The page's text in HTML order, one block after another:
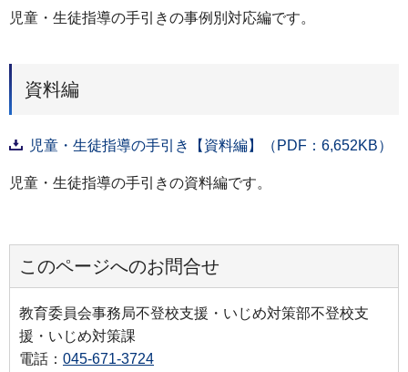
児童・生徒指導の手引きの事例別対応編です。
資料編
児童・生徒指導の手引き【資料編】（PDF：6,652KB）
児童・生徒指導の手引きの資料編です。
このページへのお問合せ
教育委員会事務局不登校支援・いじめ対策部不登校支
援・いじめ対策課
電話： 045-671-3724